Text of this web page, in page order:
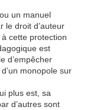
un manuel
le droit d’auteur
cette protection
est
d’empêcher
monopole sur
plus est, sa
d’autres sont